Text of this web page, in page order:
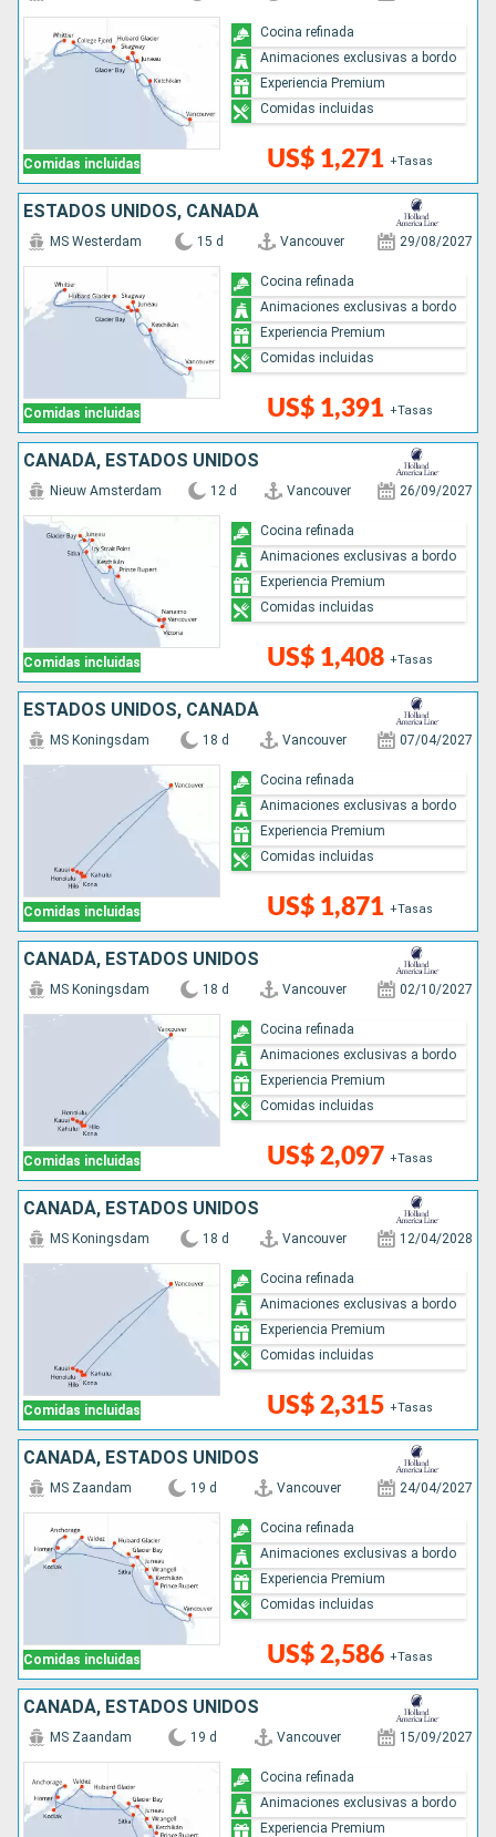
Comidas incluidas US$ 1,271 +Tasas
Cocina refinada
Animaciones exclusivas a bordo
Experiencia Premium
Comidas incluidas
ESTADOS UNIDOS, CANADÁ
Comidas incluidas
MS Westerdam 15 d Vancouver 29/08/2027
US$ 1,391 +Tasas
Cocina refinada
Animaciones exclusivas a bordo
Experiencia Premium
Comidas incluidas
CANADÁ, ESTADOS UNIDOS
Comidas incluidas
Nieuw Amsterdam 12 d Vancouver 26/09/2027
US$ 1,408 +Tasas
Cocina refinada
Animaciones exclusivas a bordo
Experiencia Premium
Comidas incluidas
ESTADOS UNIDOS, CANADÁ
Comidas incluidas
MS Koningsdam 18 d Vancouver 07/04/2027
US$ 1,871 +Tasas
Cocina refinada
Animaciones exclusivas a bordo
Experiencia Premium
Comidas incluidas
CANADÁ, ESTADOS UNIDOS
Comidas incluidas
MS Koningsdam 18 d Vancouver 02/10/2027
US$ 2,097 +Tasas
Cocina refinada
Animaciones exclusivas a bordo
Experiencia Premium
Comidas incluidas
CANADÁ, ESTADOS UNIDOS
Comidas incluidas
MS Koningsdam 18 d Vancouver 12/04/2028
US$ 2,315 +Tasas
Cocina refinada
Animaciones exclusivas a bordo
Experiencia Premium
Comidas incluidas
CANADÁ, ESTADOS UNIDOS
Comidas incluidas
MS Zaandam 19 d Vancouver 24/04/2027
US$ 2,586 +Tasas
Cocina refinada
Animaciones exclusivas a bordo
Experiencia Premium
Comidas incluidas
CANADÁ, ESTADOS UNIDOS
MS Zaandam 19 d Vancouver 15/09/2027
Cocina refinada
Animaciones exclusivas a bordo
Experiencia Premium